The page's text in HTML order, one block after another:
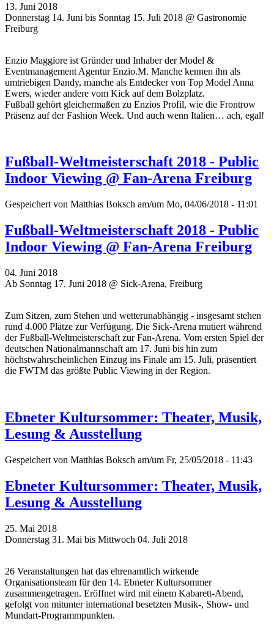
13. Juni 2018
Donnerstag 14. Juni bis Sonntag 15. Juli 2018 @ Gastronomie
Freiburg
Enzio Maggiore ist Gründer und Inhaber der Model &
Eventmanagement Agentur Enzio.M. Manche kennen ihn als
umtriebigen Dandy, manche als Entdecker von Top Model Anna
Ewers, wieder andere vom Kick auf dem Bolzplatz.
Fußball gehört gleichermaßen zu Enzios Profil, wie die Frontrow
Präsenz auf der Fashion Week. Und auch wenn Italien… ach, egal!
Fußball-Weltmeisterschaft 2018 - Public
Indoor Viewing @ Fan-Arena Freiburg
Gespeichert von Matthias Boksch am/um Mo, 04/06/2018 - 11:01
Fußball-Weltmeisterschaft 2018 - Public
Indoor Viewing @ Fan-Arena Freiburg
04. Juni 2018
Ab Sonntag 17. Juni 2018 @ Sick-Arena, Freiburg
Zum Sitzen, zum Stehen und wetterunabhängig - insgesamt stehen
rund 4.000 Plätze zur Verfügung. Die Sick-Arena mutiert während
der Fußball-Weltmeisterschaft zur Fan-Arena. Vom ersten Spiel der
deutschen Nationalmannschaft am 17. Juni bis hin zum
höchstwahrscheinlichen Einzug ins Finale am 15. Juli, präsentiert
die FWTM das größte Public Viewing in der Region.
Ebneter Kultursommer: Theater, Musik,
Lesung & Ausstellung
Gespeichert von Matthias Boksch am/um Fr, 25/05/2018 - 11:43
Ebneter Kultursommer: Theater, Musik,
Lesung & Ausstellung
25. Mai 2018
Donnerstag 31. Mai bis Mittwoch 04. Juli 2018
26 Veranstaltungen hat das ehrenamtlich wirkende
Organisationsteam für den 14. Ebneter Kultursommer
zusammengetragen. Eröffnet wird mit einem Kabarett-Abend,
gefolgt von mitunter international besetzten Musik-, Show- und
Mundart-Programmpunkten.